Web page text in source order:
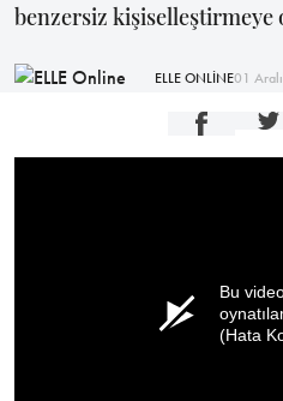
benzersiz kişiselleştirmeye
ELLE ONLİNE01
Bu
(Hata